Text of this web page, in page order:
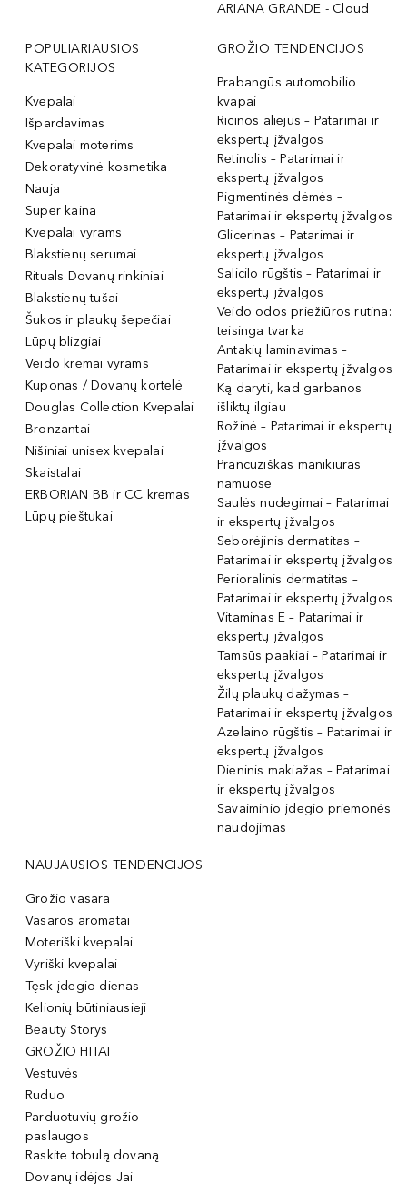
ARIANA GRANDE - Cloud
POPULIARIAUSIOS
KATEGORIJOS
Kvepalai
Išpardavimas
Kvepalai moterims
Dekoratyvinė kosmetika
Nauja
Super kaina
Kvepalai vyrams
Blakstienų serumai
Rituals Dovanų rinkiniai
Blakstienų tušai
Šukos ir plaukų šepečiai
Lūpų blizgiai
Veido kremai vyrams
Kuponas / Dovanų kortelė
Douglas Collection Kvepalai
Bronzantai
Nišiniai unisex kvepalai
Skaistalai
ERBORIAN BB ir CC kremas
Lūpų pieštukai
GROŽIO TENDENCIJOS
Prabangūs automobilio
kvapai
Ricinos aliejus – Patarimai ir
ekspertų įžvalgos
Retinolis – Patarimai ir
ekspertų įžvalgos
Pigmentinės dėmės –
Patarimai ir ekspertų įžvalgos
Glicerinas – Patarimai ir
ekspertų įžvalgos
Salicilo rūgštis – Patarimai ir
ekspertų įžvalgos
Veido odos priežiūros rutina:
teisinga tvarka
Antakių laminavimas –
Patarimai ir ekspertų įžvalgos
Ką daryti, kad garbanos
išliktų ilgiau
Rožinė – Patarimai ir ekspertų
įžvalgos
Prancūziškas manikiūras
namuose
Saulės nudegimai – Patarimai
ir ekspertų įžvalgos
Seborėjinis dermatitas –
Patarimai ir ekspertų įžvalgos
Perioralinis dermatitas –
Patarimai ir ekspertų įžvalgos
Vitaminas E – Patarimai ir
ekspertų įžvalgos
Tamsūs paakiai – Patarimai ir
ekspertų įžvalgos
Žilų plaukų dažymas –
Patarimai ir ekspertų įžvalgos
Azelaino rūgštis – Patarimai ir
ekspertų įžvalgos
Dieninis makiažas – Patarimai
ir ekspertų įžvalgos
Savaiminio įdegio priemonės
naudojimas
NAUJAUSIOS TENDENCIJOS
Grožio vasara
Vasaros aromatai
Moteriški kvepalai
Vyriški kvepalai
Tęsk įdegio dienas
Kelionių būtiniausieji
Beauty Storys
GROŽIO HITAI
Vestuvės
Ruduo
Parduotuvių grožio
paslaugos
Raskite tobulą dovaną
Dovanų idėjos Jai